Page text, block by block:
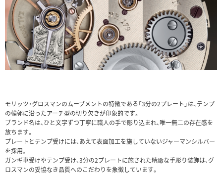
モリッツ・グロスマンのムーブメントの特徴である「3分の2プレート」は、テンプ
の輪郭に沿ったアーチ型の切り欠きが印象的です。
ブランド名は、ひと文字ずつ丁寧に職人の手で彫り込まれ、唯一無二の存在感を
放ちます。
プレートとテンプ受けには、あえて表面加工を施していないジャーマンシルバー
を採用。
ガンギ車受けやテンプ受け、3分の2プレートに施された精緻な手彫り装飾は、グ
ロスマンの妥協なき品質へのこだわりを象徴しています。